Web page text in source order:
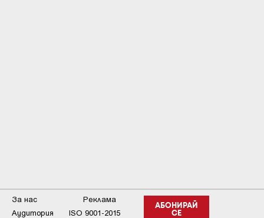
АБОНИРАЙ
СЕ
За нас
Реклама
Аудитория
ISO 9001-2015